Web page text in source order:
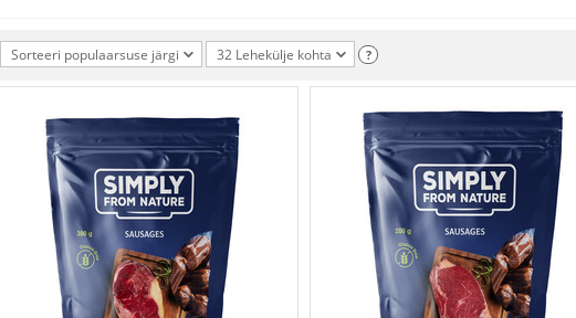
Sorteeri populaarsuse järgi 32 Lehekülje kohta ?